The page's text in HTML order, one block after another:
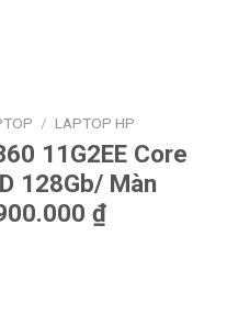
/ LAPTOP HP
11G2EE Core
128Gb/ Màn
₫